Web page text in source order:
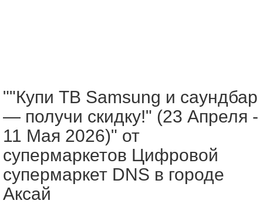
""Купи ТВ Samsung и саундбар
— получи скидку!" (23 Апреля -
11 Мая 2026)" от
супермаркетов Цифровой
супермаркет DNS в городе
Аксай